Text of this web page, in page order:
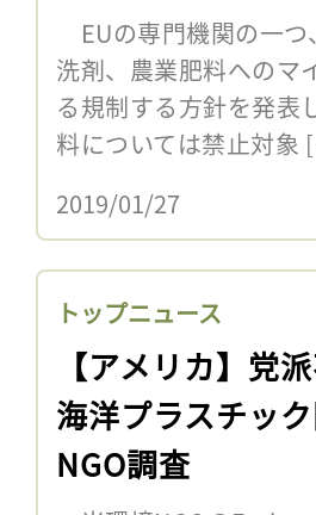
EUの専門機関の一つ
洗剤、農業肥料へのマ
る規制する方針を発表
料については禁止対
2019/01/27
トップニュース
【アメリカ】党
海洋プラスチッ
NGO調査